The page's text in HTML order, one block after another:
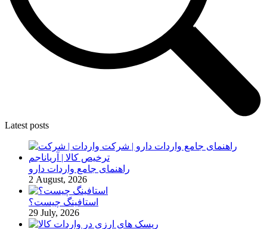
Latest posts
راهنمای جامع واردات دارو
2 August, 2026
استافینگ چیست؟
29 July, 2026